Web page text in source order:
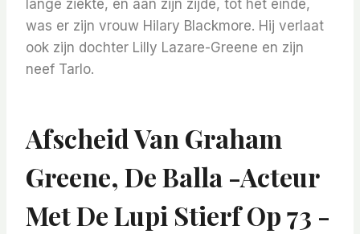
lange ziekte, en aan zijn zijde, tot het einde,
was er zijn vrouw Hilary Blackmore. Hij verlaat
ook zijn dochter Lilly Lazare-Greene en zijn
neef Tarlo.
Afscheid Van Graham
Greene, De Balla -acteur
Met De Lupi Stierf Op 73 -